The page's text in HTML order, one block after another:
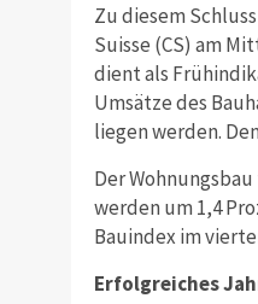
Zu diesem
Suisse (CS) am
dient als
Umsätze des
liegen werden.
Der
werden um 1,4
Bauindex im
Erfolgreiches